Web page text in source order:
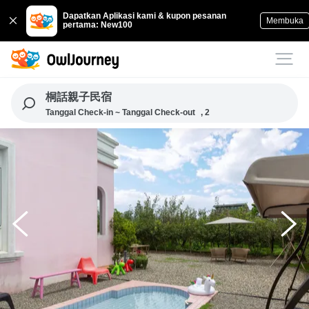
Dapatkan Aplikasi kami & kupon pesanan
pertama: New100
Membuka
桐話親子民宿
Tanggal Check-in ~ Tanggal Check-out , 2